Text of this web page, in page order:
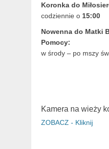
Koronka do
codziennie o 15:00
Nowenna do Matki
Pomocy:
w środy – po mszy
Kamera na wieży
ZOBACZ - Kliknij